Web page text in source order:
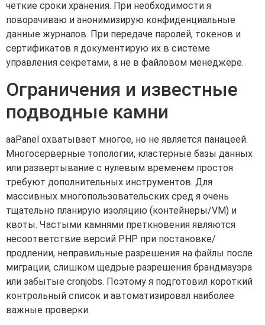
четкие сроки хранения. При необходимости я
поворачиваю и анонимизирую конфиденциальные
данные журналов. При передаче паролей, токенов и
сертификатов я документирую их в системе
управления секретами, а не в файловом менеджере.
Ограничения и известные
подводные камни
aaPanel охватывает многое, но не является панацеей.
Многосерверные топологии, кластерные базы данных
или развертывание с нулевым временем простоя
требуют дополнительных инструментов. Для
массивных многопользовательских сред я очень
тщательно планирую изоляцию (контейнеры/VM) и
квоты. Частыми камнями преткновения являются
несоответствие версий PHP при постановке/
продлении, неправильные разрешения на файлы после
миграции, слишком щедрые разрешения брандмауэра
или забытые cronjobs. Поэтому я подготовил короткий
контрольный список и автоматизировал наиболее
важные проверки.